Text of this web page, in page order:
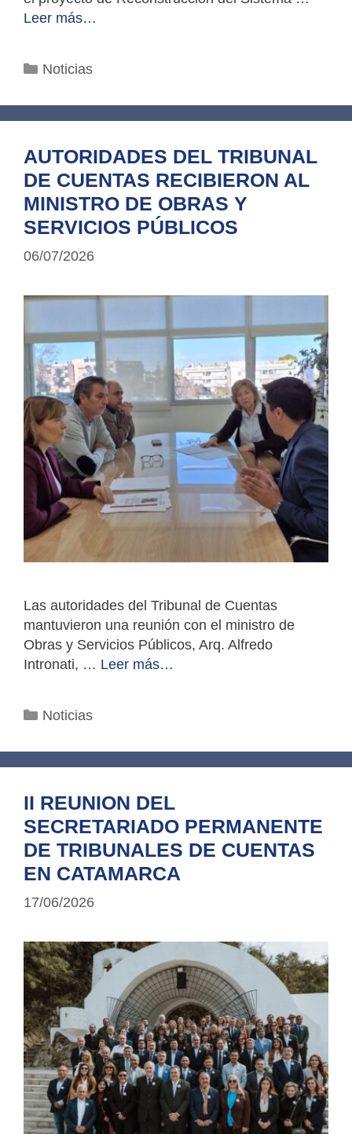
Leer más…
Categorías
Noticias
AUTORIDADES DEL TRIBUNAL
DE CUENTAS RECIBIERON AL
MINISTRO DE OBRAS Y
SERVICIOS PÚBLICOS
06/07/2026
Las autoridades del Tribunal de Cuentas
mantuvieron una reunión con el ministro de
Obras y Servicios Públicos, Arq. Alfredo
Intronati, … Leer más…
Categorías
Noticias
II REUNION DEL
SECRETARIADO PERMANENTE
DE TRIBUNALES DE CUENTAS
EN CATAMARCA
17/06/2026